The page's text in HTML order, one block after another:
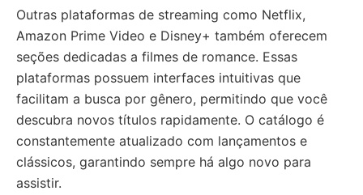
Outras plataformas de streaming como Netflix,
Amazon Prime Video e Disney+ também oferecem
seções dedicadas a filmes de romance. Essas
plataformas possuem interfaces intuitivas que
facilitam a busca por gênero, permitindo que você
descubra novos títulos rapidamente. O catálogo é
constantemente atualizado com lançamentos e
clássicos, garantindo sempre há algo novo para
assistir.